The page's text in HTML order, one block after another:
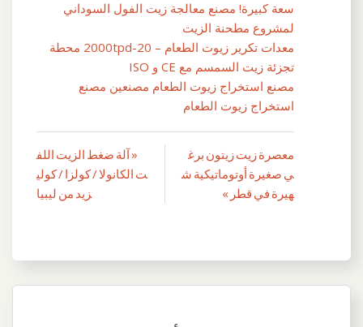
سعة كبيرة! مصنع معالجة زيت الفول السوداني
لمشروع مطحنة الزيت
معدات تكرير زيوت الطعام – 20-2000tpd محطة
تجزئة زيت السمسم مع CE و ISO
مصنع استخراج زيوت الطعام مصنعين مصنع
استخراج زيوت الطعام
تصفّح
المقالات
« آلة ضغط الزيت اللف
ت الكانولا / كولزا / كولي
زيد من ليبيا
معصرة زيت زيتون برغ
ي صغيرة أوتوماتيكية ش
هيرة في قطر »